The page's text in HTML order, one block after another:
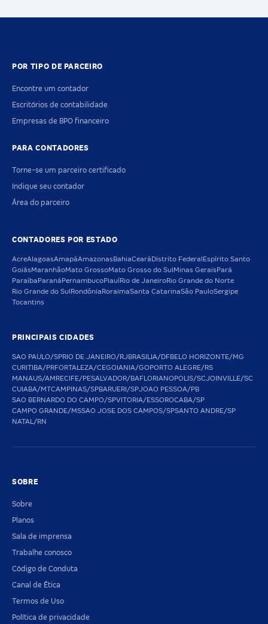
POR TIPO DE PARCEIRO
Encontre um contador
Escritórios de contabilidade
Empresas de BPO financeiro
PARA CONTADORES
Torne-se um parceiro certificado
Indique seu contador
Área do parceiro
CONTADORES POR ESTADO
AcreAlagoasAmapáAmazonas BahiaCeará Distrito Federal Espírito Santo
GoiásMaranhãoMato GrossoMato Grosso do Sul Minas Gerais Pará
Paraíba Paraná PernambucoPiauíRio de JaneiroRio Grande do Norte
Rio Grande do Sul Rondônia RoraimaSanta CatarinaSão PauloSergipe
Tocantins
PRINCIPAIS CIDADES
SAO PAULO/SPRIO DE JANEIRO/RJBRASILIA/DFBELO HORIZONTE/MG
CURITIBA/PRFORTALEZA/CEGOIANIA/GOPORTO ALEGRE/RS
MANAUS/AMRECIFE/PESALVADOR/BAFLORIANOPOLIS/SCJOINVILLE/SC
CUIABA/MTCAMPINAS/SPBARUERI/SPJOAO PESSOA/PB
SAO BERNARDO DO CAMPO/SPVITORIA/ESSOROCABA/SP
CAMPO GRANDE/MSSAO JOSE DOS CAMPOS/SPSANTO ANDRE/SP
NATAL/RN
SOBRE
Sobre
Planos
Sala de imprensa
Trabalhe conosco
Código de Conduta
Canal de Ética
Termos de Uso
Política de privacidade